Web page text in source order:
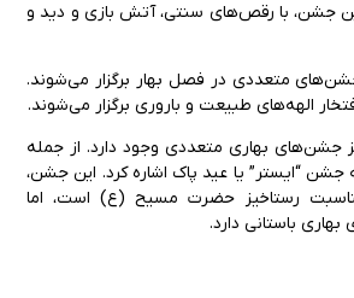
جشن، با رقص‌های سنتی، آتش بازی و دید و
متعددی در فصل بهار برگزار می‌شوند.
الهه‌های طبیعت و باروری برگزار می‌شوند.
جشن‌های بهاری متعددی وجود دارد. از جمله
“ایستر” یا عید پاک اشاره کرد. این جشن،
رستاخیز حضرت مسیح (ع) است، اما
باستانی دارد.